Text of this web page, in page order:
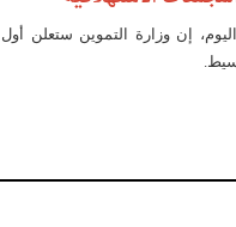
إن وزارة التموين ستعلن أول